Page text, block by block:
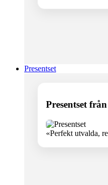
Presentset
Presentset
«Perfekt utvalda,